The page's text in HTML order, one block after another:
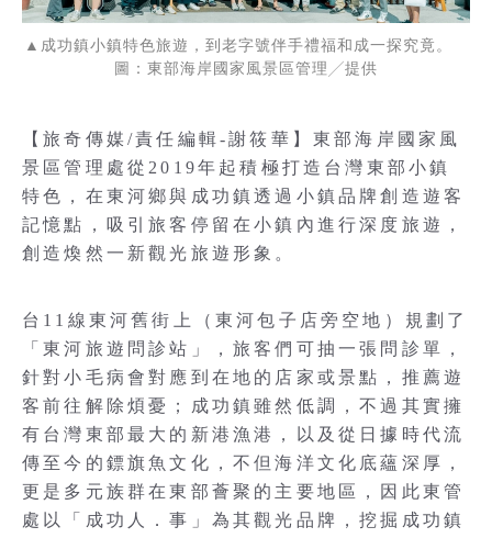
▲成功鎮小鎮特色旅遊，到老字號伴手禮福和成一探究竟。
圖：東部海岸國家風景區管理╱提供
【旅奇傳媒/責任編輯-謝筱華】東部海岸國家風
景區管理處從2019年起積極打造台灣東部小鎮
特色，在東河鄉與成功鎮透過小鎮品牌創造遊客
記憶點，吸引旅客停留在小鎮內進行深度旅遊，
創造煥然一新觀光旅遊形象。
台11線東河舊街上（東河包子店旁空地）規劃了
「東河旅遊問診站」，旅客們可抽一張問診單，
針對小毛病會對應到在地的店家或景點，推薦遊
客前往解除煩憂；成功鎮雖然低調，不過其實擁
有台灣東部最大的新港漁港，以及從日據時代流
傳至今的鏢旗魚文化，不但海洋文化底蘊深厚，
更是多元族群在東部薈聚的主要地區，因此東管
處以「成功人．事」為其觀光品牌，挖掘成功鎮